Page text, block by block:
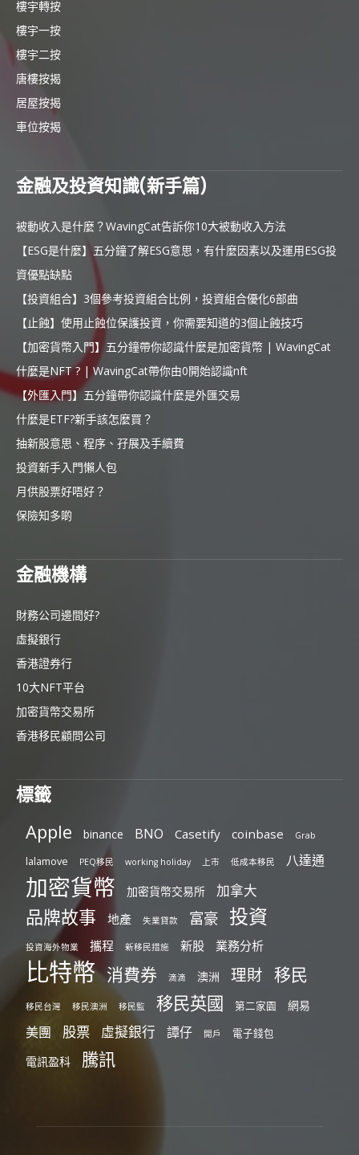
樓宇轉按
樓宇一按
樓宇二按
唐樓按揭
居屋按揭
車位按揭
金融及投資知識(新手篇)
被動收入是什麼？WavingCat告訴你10大被動收入方法
【ESG是什麼】五分鐘了解ESG意思，有什麼因素以及運用ESG投
資優點缺點
【投資組合】3個參考投資組合比例，投資組合優化6部曲
【止蝕】使用止蝕位保護投資，你需要知道的3個止蝕技巧
【加密貨幣入門】五分鐘帶你認識什麼是加密貨幣 | WavingCat
什麼是NFT ? | WavingCat帶你由0開始認識nft
【外匯入門】五分鐘帶你認識什麼是外匯交易
什麼是ETF?新手該怎麼買？
抽新股意思、程序、孖展及手續費
投資新手入門懶人包
月供股票好唔好？
保險知多啲
金融機構
財務公司邊間好?
虛擬銀行
香港證券行
10大NFT平台
加密貨幣交易所
香港移民顧問公司
標籤
Apple binance BNO Casetify coinbase Grab
lalamove PEQ移民 working holiday 上市 低成本移民 八達通
加密貨幣 加密貨幣交易所 加拿大
品牌故事 地產 失業貸款 富豪 投資
投資海外物業 攜程 新移民措施 新股 業務分析
比特幣 消費券 滴滴 澳洲 理財 移民
移民台灣 移民澳洲 移民監 移民英國 第二家園 網易
美團 股票 虛擬銀行 譚仔 開戶 電子錢包
電訊盈科 騰訊